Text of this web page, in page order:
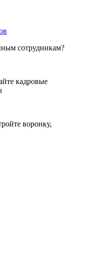
сотрудникам?
кадровые
воронку,